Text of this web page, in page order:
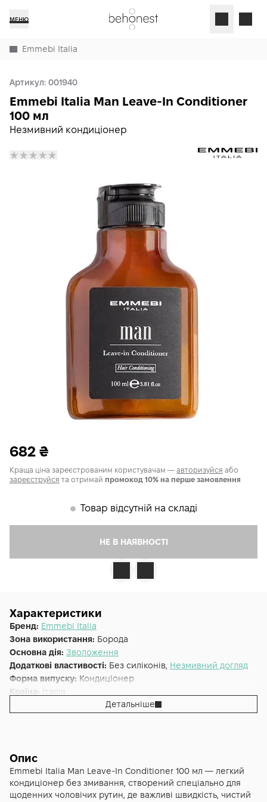
МЕНЮ
Emmebi Italia
Артикул: 001940
Незмивний кондиціонер
Emmebi Italia Man Leave-In Conditioner
100 мл
682 ₴
Краща ціна зареєстрованим користувачам — авторизуйся або
зареєструйся та отримай промокод 10% на перше замовлення
𒊹 Товар відсутній на складі
НЕ В НАЯВНОСТІ
Характеристики
Бренд: Emmebi Italia
Зона використання: Борода
Основна дія: Зволоження
Додаткові властивості: Без силіконів, Незмивний догляд
Форма випуску: Кондиціонер
Країна:
Італія
Emmebi Italia Gate Man
Детальніше
Опис
Emmebi Italia Man Leave‑In Conditioner 100 мл — легкий
кондиціонер без змивання, створений спеціально для
щоденних чоловічих рутин, де важливі швидкість, чистий